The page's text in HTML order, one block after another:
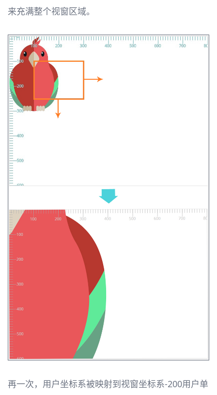
来充满整个视窗区域。
再一次，用户坐标系被映射到视窗坐标系-200用户单